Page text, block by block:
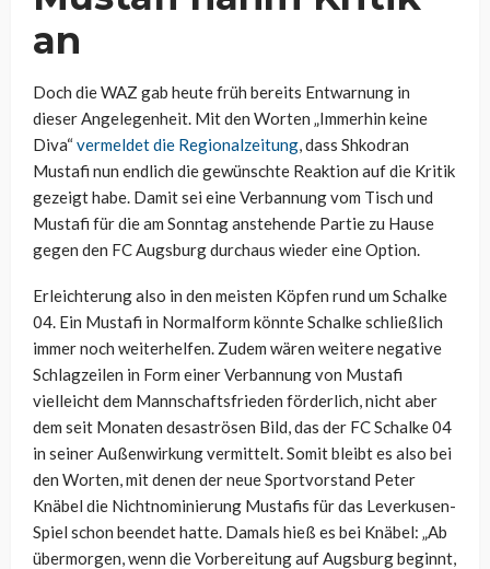
an
Doch die WAZ gab heute früh bereits Entwarnung in
dieser Angelegenheit. Mit den Worten „Immerhin keine
Diva“vermeldet die Regionalzeitung, dass Shkodran
Mustafi nun endlich die gewünschte Reaktion auf die Kritik
gezeigt habe. Damit sei eine Verbannung vom Tisch und
Mustafi für die am Sonntag anstehende Partie zu Hause
gegen den FC Augsburg durchaus wieder eine Option.
Erleichterung also in den meisten Köpfen rund um Schalke
04. Ein Mustafi in Normalform könnte Schalke schließlich
immer noch weiterhelfen. Zudem wären weitere negative
Schlagzeilen in Form einer Verbannung von Mustafi
vielleicht dem Mannschaftsfrieden förderlich, nicht aber
dem seit Monaten desaströsen Bild, das der FC Schalke 04
in seiner Außenwirkung vermittelt. Somit bleibt es also bei
den Worten, mit denen der neue Sportvorstand Peter
Knäbel die Nichtnominierung Mustafis für das Leverkusen-
Spiel schon beendet hatte. Damals hieß es bei Knäbel: „Ab
übermorgen, wenn die Vorbereitung auf Augsburg beginnt,